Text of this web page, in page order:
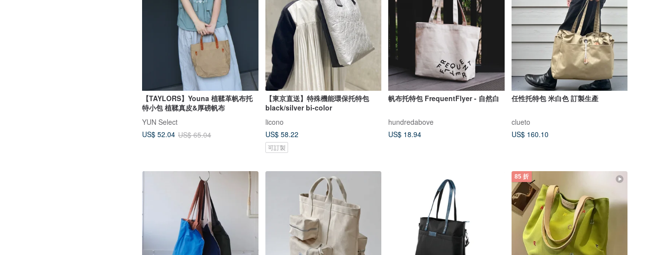
【TAYLORS】Youna 植鞣革帆布托
特小包 植鞣真皮&厚磅帆布
YUN Select
US$ 52.04 US$ 65.04
【東京直送】特殊機能環保托特包
black/silver bi-color
licono
US$ 58.22
可訂製
帆布托特包 FrequentFlyer - 自然白
hundredabove
US$ 18.94
任性托特包 米白色 訂製生產
clueto
US$ 160.10
85 折